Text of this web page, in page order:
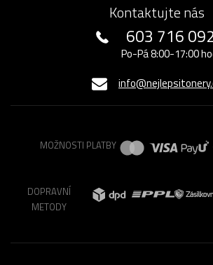
Kontaktujte nás
603 716
Po-Pá 8:00-17:00
MOŽNOSTI PLATBY
DOPRAVNÍ
METODY